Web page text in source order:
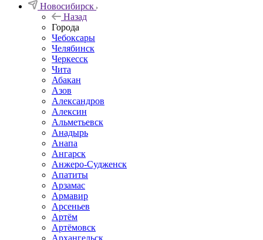
Новосибирск
Назад
Города
Чебоксары
Челябинск
Черкесск
Чита
Абакан
Азов
Александров
Алексин
Альметьевск
Анадырь
Анапа
Ангарск
Анжеро-Судженск
Апатиты
Арзамас
Армавир
Арсеньев
Артём
Артёмовск
Архангельск